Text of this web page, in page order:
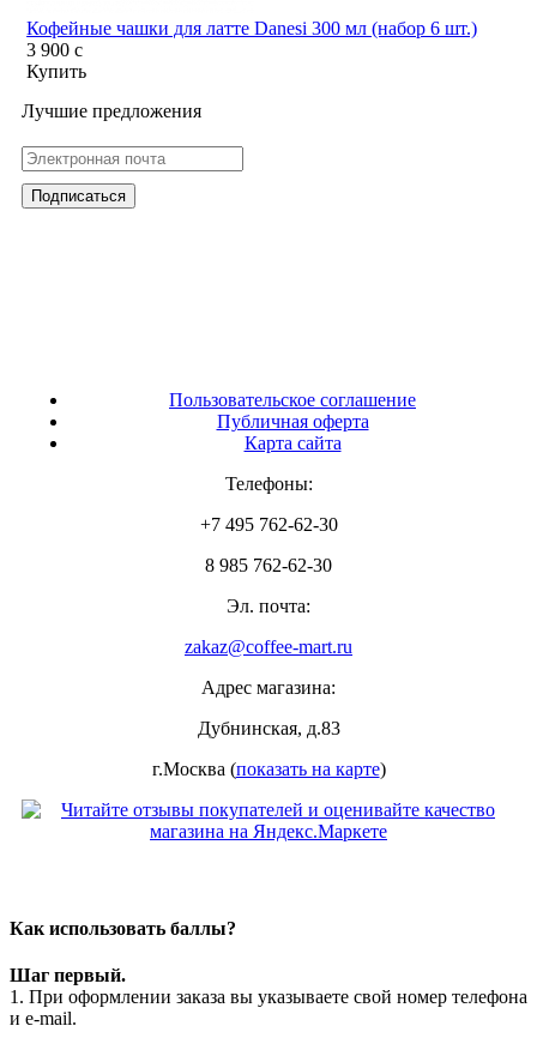
Кофейные чашки для латте Danesi 300 мл (набор 6 шт.)
3 900c
Купить
Лучшие предложения
Пользовательское соглашение
Публичная оферта
Карта сайта
Телефоны:
+7 495 762-62-30
8 985 762-62-30
Эл. почта:
zakaz@coffee-mart.ru
Адрес магазина:
Дубнинская, д.83
г.Москва (показать на карте)
Как использовать баллы?
Шаг первый.
1. При оформлении заказа вы указываете свой номер телефона
и e-mail.